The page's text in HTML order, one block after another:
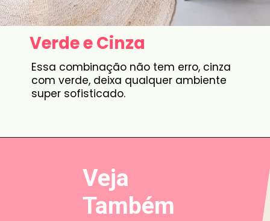
Verde e Cinza
Essa combinação não tem erro, cinza
com verde, deixa qualquer ambiente
super sofisticado.
Veja
Também